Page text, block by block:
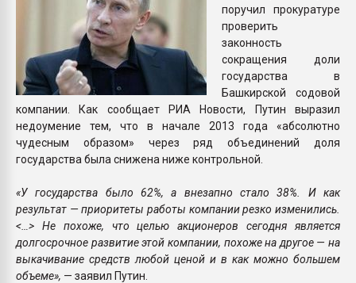
поручил прокуратуре
проверить
законность
сокращения доли
государства в
Башкирской содовой
компании. Как сообщает РИА Новости, Путин выразил
недоумение тем, что в начале 2013 года «абсолютно
чудесным образом» через ряд объединений доля
государства была снижена ниже контрольной.
«У государства было 62%, а внезапно стало 38%. И как
результат — приоритеты работы компании резко изменились.
<…> Не похоже, что целью акционеров сегодня является
долгосрочное развитие этой компании, похоже на другое — на
выкачивание средств любой ценой и в как можно большем
объеме», — заявил Путин.